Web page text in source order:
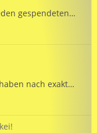
gespendeten…
nach exakt…